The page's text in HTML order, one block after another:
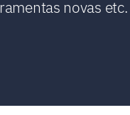
novas